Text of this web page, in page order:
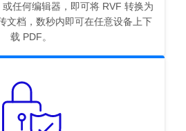
任何编辑器，即可将 RVF 转换为
文档，数秒内即可在任意设备上下
载 PDF。